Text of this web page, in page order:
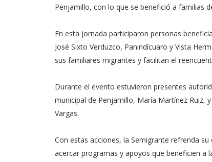
Penjamillo, con lo que se benefició a familias
En esta jornada participaron personas
José Sixto Verduzco, Panindícuaro y Vista
sus familiares migrantes y facilitan el
Durante el evento estuvieron presentes
municipal de Penjamillo, María Martínez Ruiz,
Vargas.
Con estas acciones, la Semigrante refrenda
acercar programas y apoyos que beneficien a